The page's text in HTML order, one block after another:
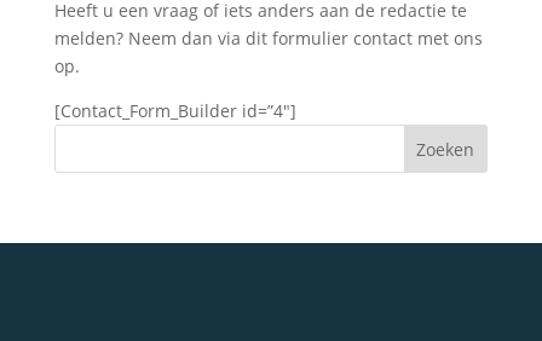
Heeft u een vraag of iets anders aan de redactie te
melden? Neem dan via dit formulier contact met ons
op.
[Contact_Form_Builder id=”4″]